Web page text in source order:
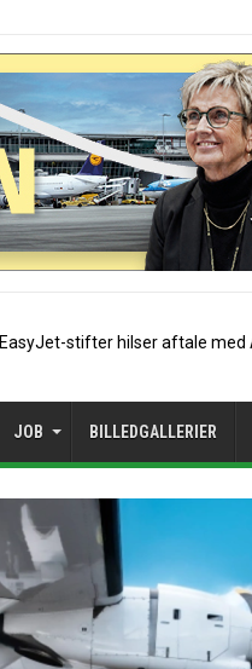
Air France etablerer A320-sæson
JOB BILLEDGALLERIER